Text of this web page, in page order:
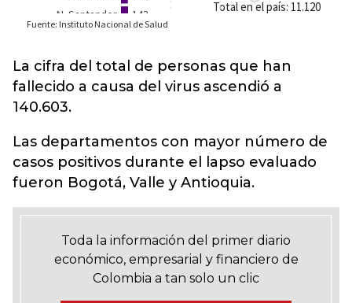
La cifra del total de personas que han
fallecido a causa del virus ascendió a
140.603.
Las departamentos con mayor número de
casos positivos durante el lapso evaluado
fueron Bogotá, Valle y Antioquia.
Toda la información del primer diario
económico, empresarial y financiero de
Colombia a tan solo un clic